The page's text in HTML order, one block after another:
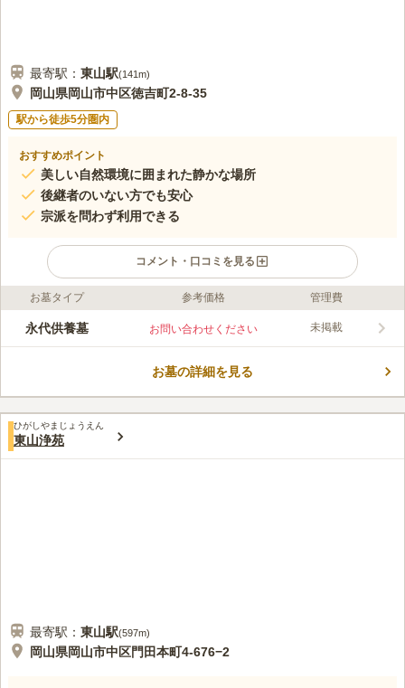
最寄駅： 東山駅(141m)
岡山県岡山市中区徳吉町2-8-35
駅から徒歩5分圏内
おすすめポイント
美しい自然環境に囲まれた静かな場所
後継者のいない方でも安心
宗派を問わず利用できる
コメント・口コミを見る
口コミ評価
この霊園はまだ誰からも評価されていません。
お墓タイプ 参考価格 管理費
永代供養墓 お問い合わせください 未掲載
お墓の詳細を見る
ひがしやまじょうえん
東山浄苑
最寄駅： 東山駅(597m)
岡山県岡山市中区門田本町4-676−2